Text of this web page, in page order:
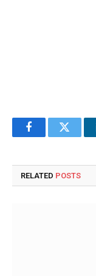
FacebookTwitter
RELATED POSTS